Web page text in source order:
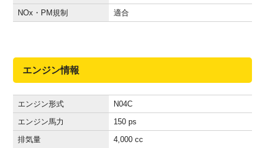
NOx・PM規制
適合
エンジン情報
エンジン形式
N04C
エンジン馬力
150 ps
排気量
4,000 cc